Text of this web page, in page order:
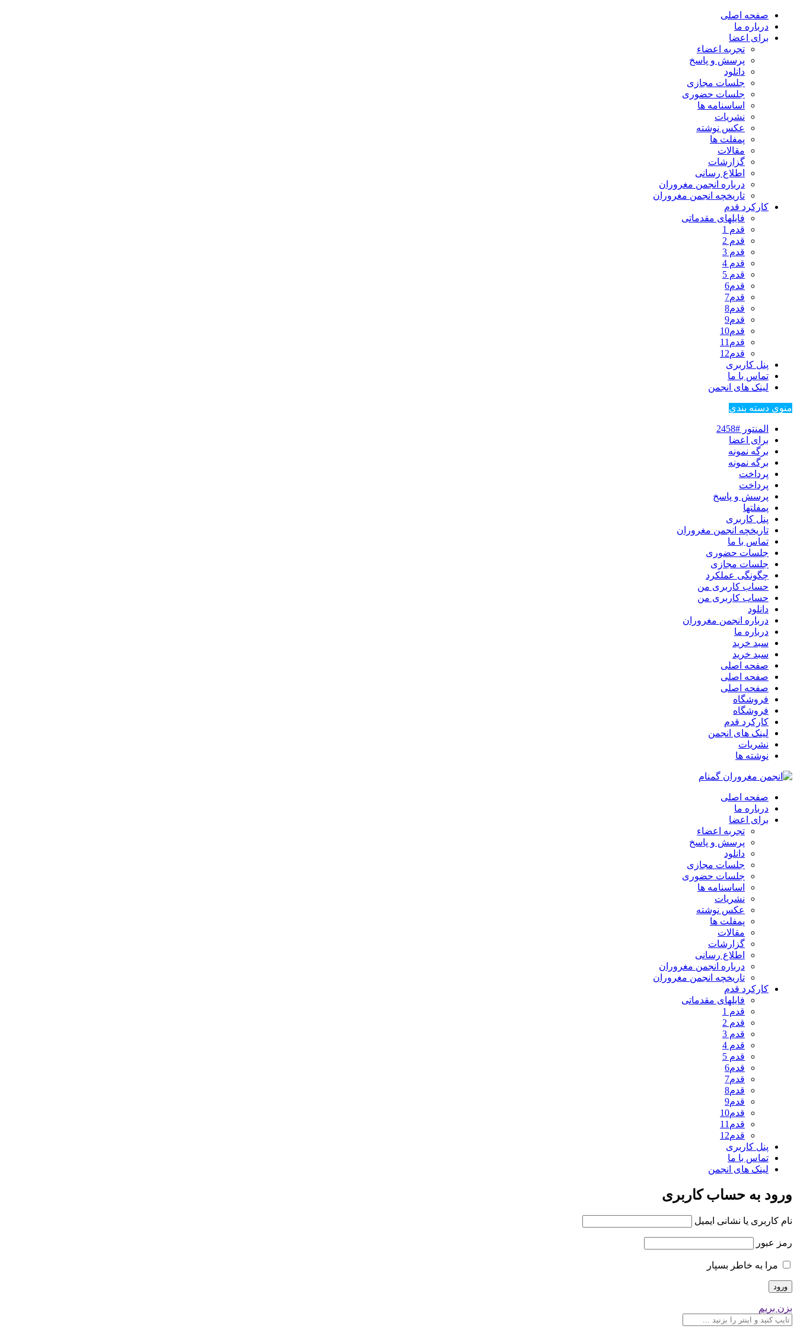
صفحه اصلی
درباره ما
برای اعضا
تجربه اعضاء
پرسش و پاسخ
دانلود
جلسات مجازی
جلسات حضوری
اساسنامه ها
نشریات
عکس نوشته
پمفلت ها
مقالات
گزارشات
اطلاع رسانی
درباره انجمن مغروران
تاریخچه انجمن مغروران
کارکرد قدم
فایلهای مقدماتی
قدم 1
قدم 2
قدم 3
قدم 4
قدم 5
قدم6
قدم7
قدم8
قدم9
قدم10
قدم11
قدم12
پنل کاربری
تماس با ما
لینک های انجمن
منوی دسته بندی
المنتور #2458
برای اعضا
برگه نمونه
برگه نمونه
پرداخت
پرداخت
پرسش و پاسخ
پمفلتها
پنل کاربری
تاریخچه انجمن مغروران
تماس با ما
جلسات حضوری
جلسات مجازی
چگونگی عملکرد
حساب کاربری من
حساب کاربری من
دانلود
درباره انجمن مغروران
درباره ما
سبد خرید
سبد خرید
صفحه اصلی
صفحه اصلی
صفحه اصلی
فروشگاه
فروشگاه
کارکرد قدم
لینک های انجمن
نشریات
نوشته ها
صفحه اصلی
درباره ما
برای اعضا
تجربه اعضاء
پرسش و پاسخ
دانلود
جلسات مجازی
جلسات حضوری
اساسنامه ها
نشریات
عکس نوشته
پمفلت ها
مقالات
گزارشات
اطلاع رسانی
درباره انجمن مغروران
تاریخچه انجمن مغروران
کارکرد قدم
فایلهای مقدماتی
قدم 1
قدم 2
قدم 3
قدم 4
قدم 5
قدم6
قدم7
قدم8
قدم9
قدم10
قدم11
قدم12
پنل کاربری
تماس با ما
لینک های انجمن
ورود به حساب کاربری
نام کاربری یا نشانی ایمیل
رمز عبور
مرا به خاطر بسپار
بزن بریم